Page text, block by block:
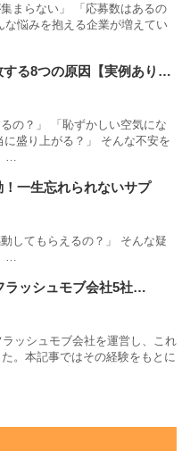
まらない」 「応募数はあるの
悩みを抱える企業が増えてい
する8つの原因【実例あり…
の？」 「恥ずかしい空気にな
盛り上がる？」 そんな不安を
…
一生忘れられないサプ
してもらえるの？」 そんな疑
…
ラッシュモブ会社5社…
ッシュモブ会社を運営し、これ
。本記事ではその経験をもとに